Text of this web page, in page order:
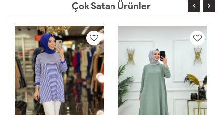
Çok Satan Ürünler